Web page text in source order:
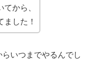
から、
ました！
いつまでやるんでし